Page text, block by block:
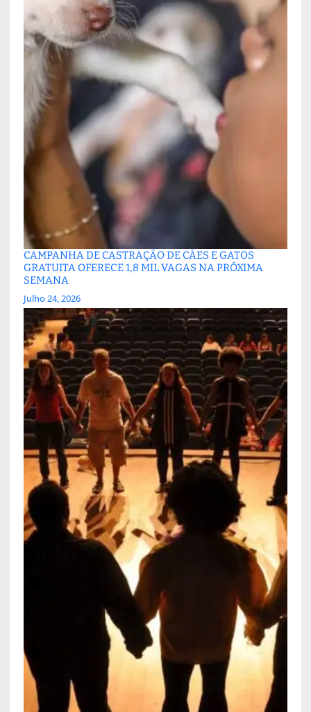
CAMPANHA DE CASTRAÇÃO DE CÃES E GATOS
GRATUITA OFERECE 1,8 MIL VAGAS NA PRÓXIMA
SEMANA
Julho 24, 2026